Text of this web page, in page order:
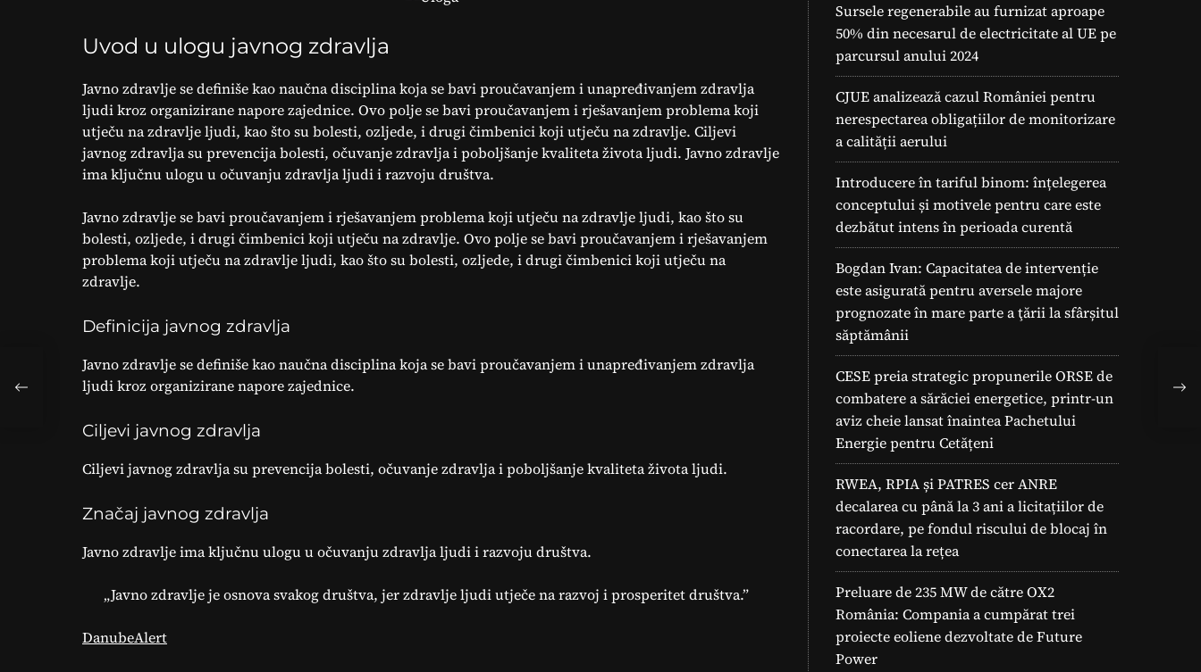
Uvod u ulogu javnog zdravlja
Javno zdravlje se definiše kao naučna disciplina koja se bavi proučavanjem i unapređivanjem zdravlja
ljudi kroz organizirane napore zajednice. Ovo polje se bavi proučavanjem i rješavanjem problema koji
utječu na zdravlje ljudi, kao što su bolesti, ozljede, i drugi čimbenici koji utječu na zdravlje. Ciljevi
javnog zdravlja su prevencija bolesti, očuvanje zdravlja i poboljšanje kvaliteta života ljudi. Javno zdravlje
ima ključnu ulogu u očuvanju zdravlja ljudi i razvoju društva.
Javno zdravlje se bavi proučavanjem i rješavanjem problema koji utječu na zdravlje ljudi, kao što su
bolesti, ozljede, i drugi čimbenici koji utječu na zdravlje. Ovo polje se bavi proučavanjem i rješavanjem
problema koji utječu na zdravlje ljudi, kao što su bolesti, ozljede, i drugi čimbenici koji utječu na
zdravlje.
Definicija javnog zdravlja
Javno zdravlje se definiše kao naučna disciplina koja se bavi proučavanjem i unapređivanjem zdravlja
ljudi kroz organizirane napore zajednice.
Ciljevi javnog zdravlja
Ciljevi javnog zdravlja su prevencija bolesti, očuvanje zdravlja i poboljšanje kvaliteta života ljudi.
Značaj javnog zdravlja
Javno zdravlje ima ključnu ulogu u očuvanju zdravlja ljudi i razvoju društva.
„Javno zdravlje je osnova svakog društva, jer zdravlje ljudi utječe na razvoj i prosperitet društva.”
DanubeAlert
Sursele regenerabile au furnizat aproape
50% din necesarul de electricitate al UE pe
parcursul anului 2024
CJUE analizează cazul României pentru
nerespectarea obligațiilor de monitorizare
a calității aerului
Introducere în tariful binom: înțelegerea
conceptului și motivele pentru care este
dezbătut intens în perioada curentă
Bogdan Ivan: Capacitatea de intervenție
este asigurată pentru aversele majore
prognozate în mare parte a ţării la sfârșitul
săptămânii
CESE preia strategic propunerile ORSE de
combatere a sărăciei energetice, printr-un
aviz cheie lansat înaintea Pachetului
Energie pentru Cetățeni
RWEA, RPIA și PATRES cer ANRE
decalarea cu până la 3 ani a licitațiilor de
racordare, pe fondul riscului de blocaj în
conectarea la rețea
Preluare de 235 MW de către OX2
România: Compania a cumpărat trei
proiecte eoliene dezvoltate de Future
Power